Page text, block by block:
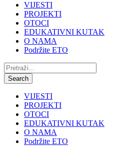
VIJESTI
PROJEKTI
OTOCI
EDUKATIVNI KUTAK
O NAMA
Podržite ETO
Pretraži:
Search
VIJESTI
PROJEKTI
OTOCI
EDUKATIVNI KUTAK
O NAMA
Podržite ETO